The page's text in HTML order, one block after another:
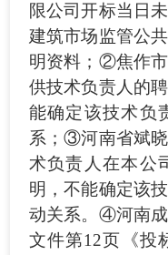
限公司开标当日
建筑市场监管公
明资料；②焦作
供技术负责人的
能确定该技术负
系；③河南省斌
术负责人在本公
明，不能确定该
动关系。④河南
文件第12页《投